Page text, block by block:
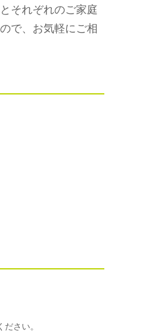
それぞれのご家庭
で、お気軽にご相
さい。